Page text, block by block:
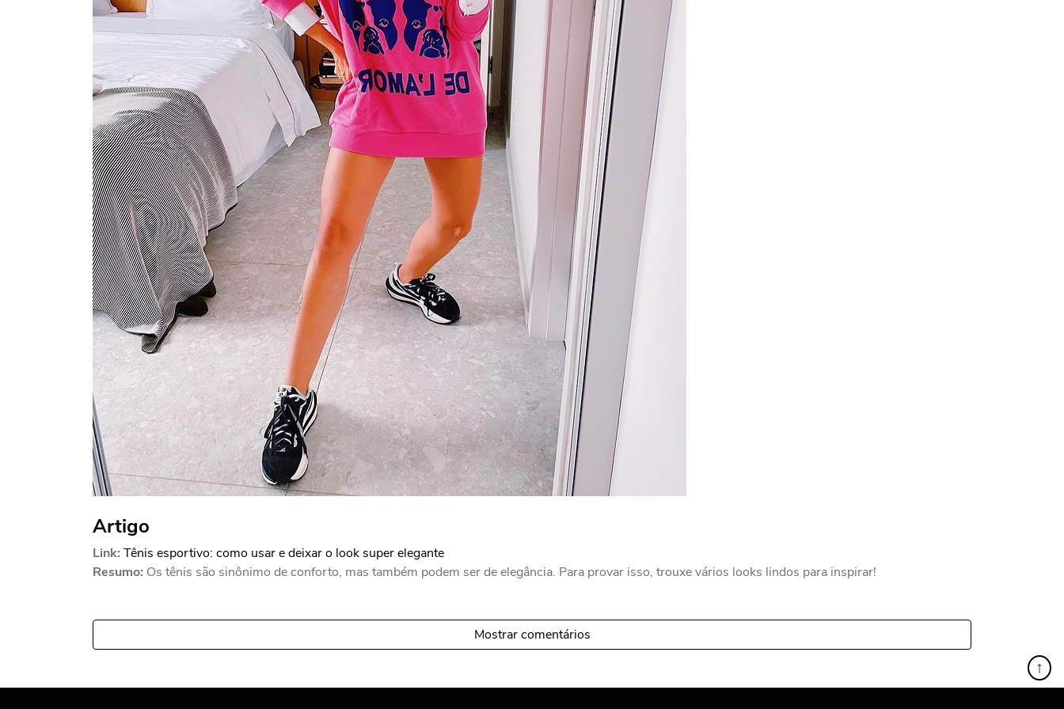
Artigo
Link: Tênis esportivo: como usar e deixar o look super elegante
Resumo: Os tênis são sinônimo de conforto, mas também podem ser de elegância. Para provar isso, trouxe vários looks lindos para inspirar!
Mostrar comentários
↑